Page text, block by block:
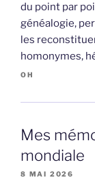
du point par
généalogie,
les
homonymes,
OH
Mes
mondiale
8 MAI 2026